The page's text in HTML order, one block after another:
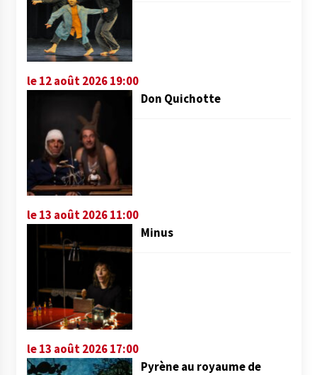
le 12 août 2026 19:00
Don Quichotte
le 13 août 2026 11:00
Minus
le 13 août 2026 17:00
Pyrène au royaume de